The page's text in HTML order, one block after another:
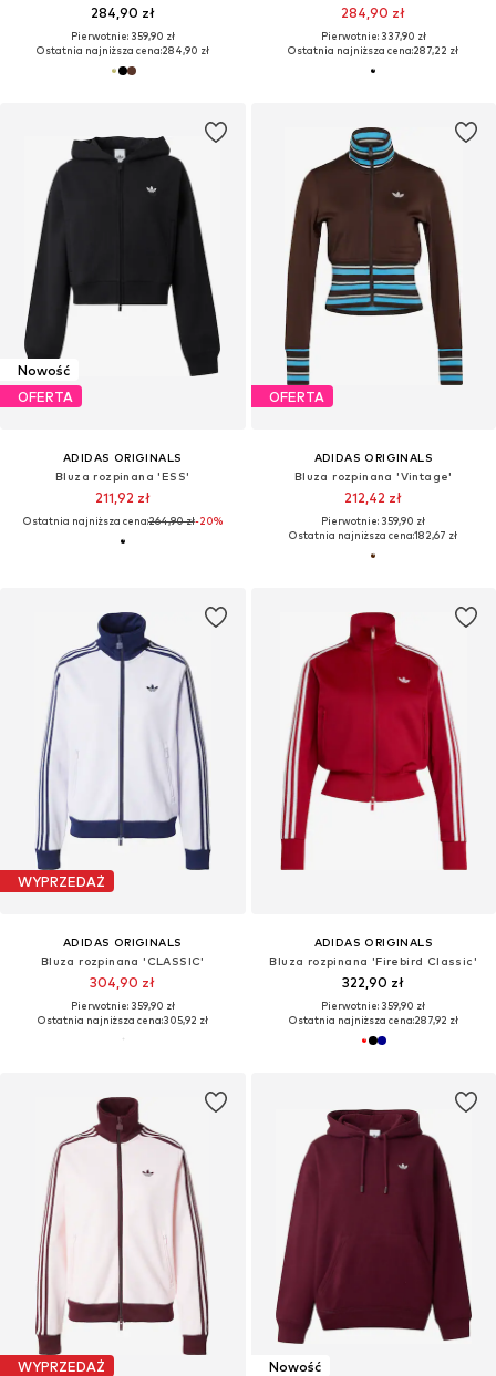
284,90 zł
Pierwotnie: 359,90 zł
Ostatnia najniższa cena:284,90 zł
284,90 zł
Pierwotnie: 337,90 zł
Ostatnia najniższa cena:287,22 zł
Nowość
OFERTA
ADIDAS ORIGINALS
Bluza rozpinana 'ESS'
211,92 zł
Ostatnia najniższa cena:264,90 zł-20%
OFERTA
ADIDAS ORIGINALS
Bluza rozpinana 'Vintage'
212,42 zł
Pierwotnie: 359,90 zł
Ostatnia najniższa cena:182,67 zł
WYPRZEDAŻ
ADIDAS ORIGINALS
Bluza rozpinana 'CLASSIC'
304,90 zł
Pierwotnie: 359,90 zł
Ostatnia najniższa cena:305,92 zł
ADIDAS ORIGINALS
Bluza rozpinana 'Firebird Classic'
322,90 zł
Pierwotnie: 359,90 zł
Ostatnia najniższa cena:287,92 zł
WYPRZEDAŻ Nowość